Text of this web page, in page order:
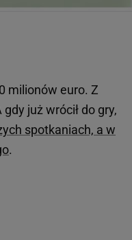
milionów euro. Z
już wrócił do gry,
spotkaniach, a w
.